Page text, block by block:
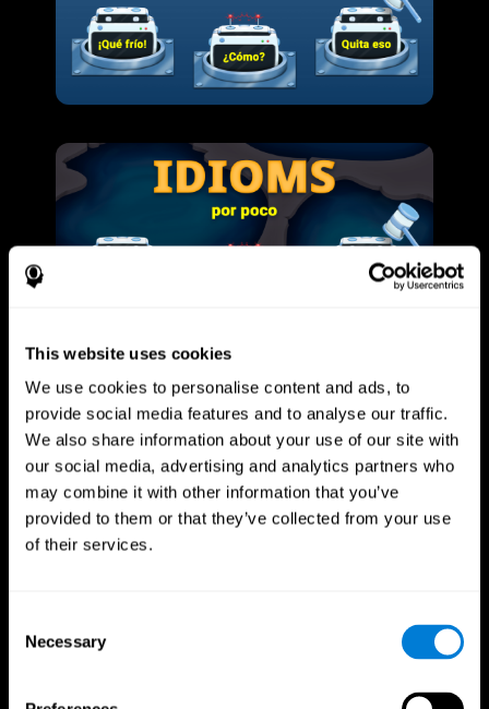
This website uses cookies
We use cookies to personalise content and ads, to
provide social media features and to analyse our traffic.
We also share information about your use of our site with
our social media, advertising and analytics partners who
may combine it with other information that you’ve
provided to them or that they’ve collected from your use
of their services.
Selection
Necessary